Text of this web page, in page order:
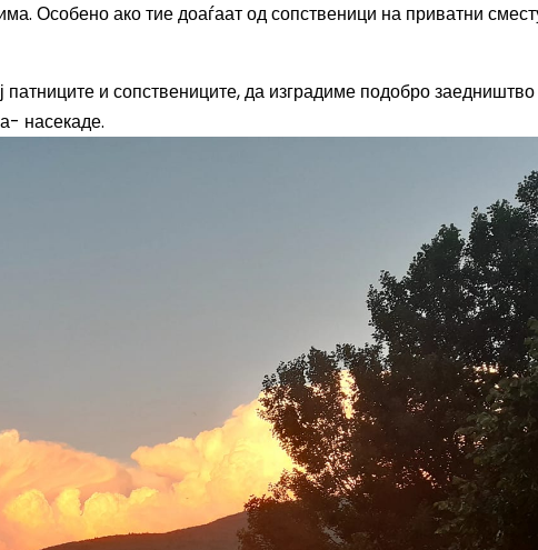
Особено ако тие доаѓаат од сопственици на приватни
и сопствениците, да изградиме подобро
насекаде.
Целосно
Сонцето 2026:
најголемиот
во Европа